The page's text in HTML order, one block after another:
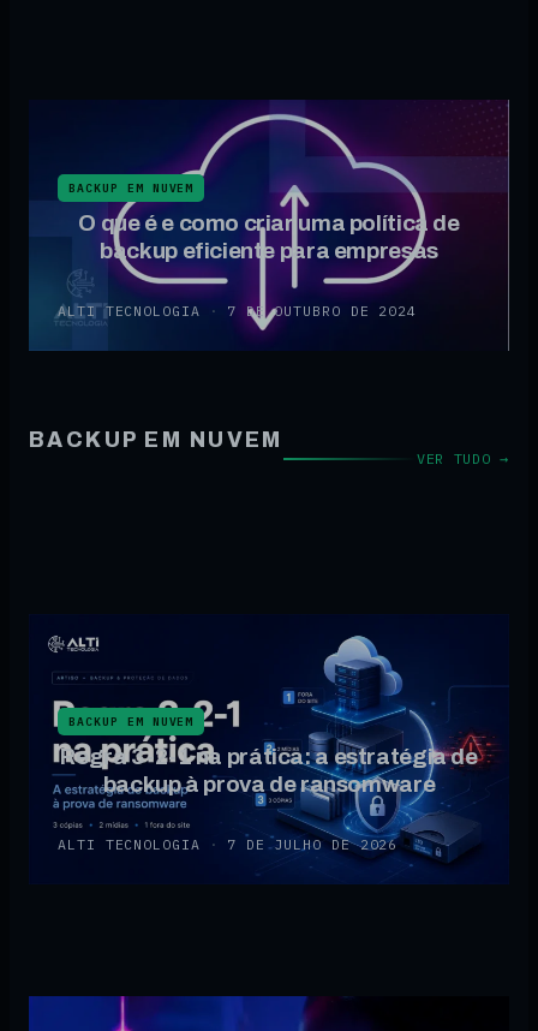
BACKUP EM NUVEM
O que é e como criar uma política de
backup eficiente para empresas
ALTI TECNOLOGIA · 7 DE OUTUBRO DE 2024
BACKUP EM NUVEM
VER TUDO →
BACKUP EM NUVEM
Regra 3-2-1 na prática: a estratégia de
backup à prova de ransomware
ALTI TECNOLOGIA · 7 DE JULHO DE 2026